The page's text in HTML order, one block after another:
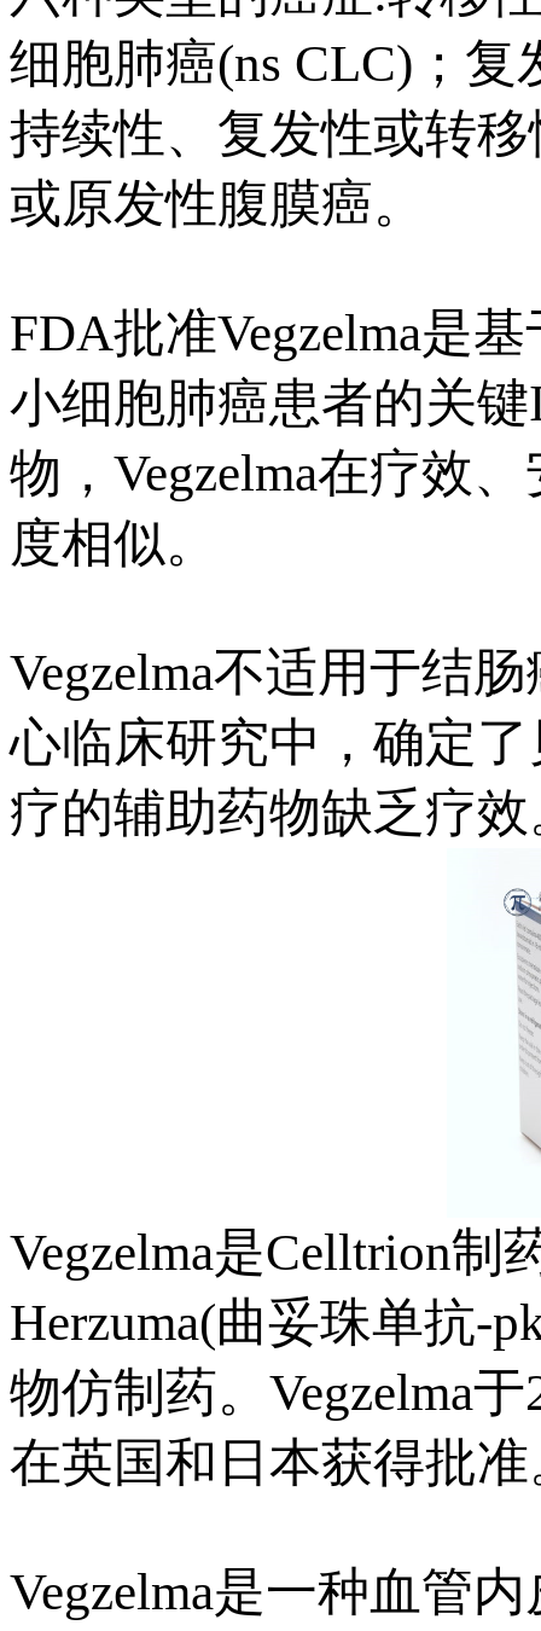
细胞肺癌(ns CLC)；
持续性、复发性或转
或原发性腹膜癌。
FDA批准Vegzelma是
小细胞肺癌患者的关
物，Vegzelma在疗效
度相似。
Vegzelma不适用于结
心临床研究中，确定
疗的辅助药物缺乏疗效
Vegzelma是Celltrion制
Herzuma(曲妥珠单抗-
物仿制药。Vegzelma
在英国和日本获得批
Vegzelma是一种血管